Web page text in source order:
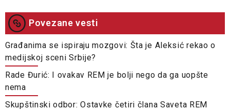
Povezane vesti
Građanima se ispiraju mozgovi: Šta je Aleksić rekao o
medijskoj sceni Srbije?
Rade Đurić: I ovakav REM je bolji nego da ga uopšte
nema
Skupštinski odbor: Ostavke četiri člana Saveta REM